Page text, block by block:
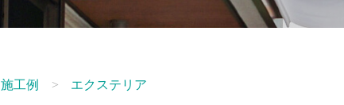
施工例 エクステリア